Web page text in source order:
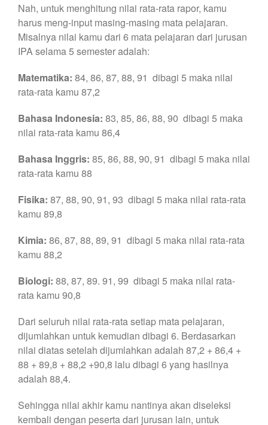
Nah, untuk menghitung nilai rata-rata rapor, kamu
harus meng-input masing-masing mata pelajaran.
Misalnya nilai kamu dari 6 mata pelajaran dari jurusan
IPA selama 5 semester adalah:
Matematika: 84, 86, 87, 88, 91 dibagi 5 maka nilai
rata-rata kamu 87,2
Bahasa Indonesia: 83, 85, 86, 88, 90 dibagi 5 maka
nilai rata-rata kamu 86,4
Bahasa Inggris: 85, 86, 88, 90, 91 dibagi 5 maka nilai
rata-rata kamu 88
Fisika: 87, 88, 90, 91, 93 dibagi 5 maka nilai rata-rata
kamu 89,8
Kimia: 86, 87, 88, 89, 91 dibagi 5 maka nilai rata-rata
kamu 88,2
Biologi: 88, 87, 89. 91, 99 dibagi 5 maka nilai rata-
rata kamu 90,8
Dari seluruh nilai rata-rata setiap mata pelajaran,
dijumlahkan untuk kemudian dibagi 6. Berdasarkan
nilai diatas setelah dijumlahkan adalah 87,2 + 86,4 +
88 + 89,8 + 88,2 +90,8 lalu dibagi 6 yang hasilnya
adalah 88,4.
Sehingga nilai akhir kamu nantinya akan diseleksi
kembali dengan peserta dari jurusan lain, untuk